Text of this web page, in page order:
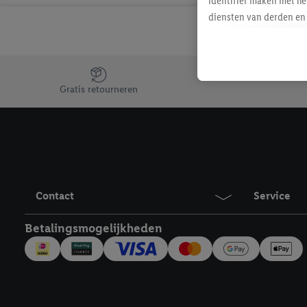
Jouw voordelen bij ons als Lidl webshop klant
Gratis retourneren
Contact Service
Betalingsmogelijkheden
diensten van derden
Als je hiervoor
eerder interesse hebt
maar het niet te
mailadres en met
Onder "Aanpassen"
Door te klikken op
technieken worden
inclusief over de
trekken, vind je in onze
over de cookies die